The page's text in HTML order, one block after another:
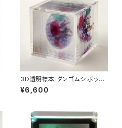
3D透明標本 ダンゴムシ ボック
ス 3Dデータ収録USBメモリ付
¥6,600